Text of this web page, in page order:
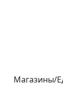
Магазины/